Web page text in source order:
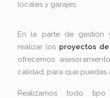
locales y garajes.
En la parte de gestión
realizar los proyectos
ofrecemos
calidad, para que puedas
Realizamos todo